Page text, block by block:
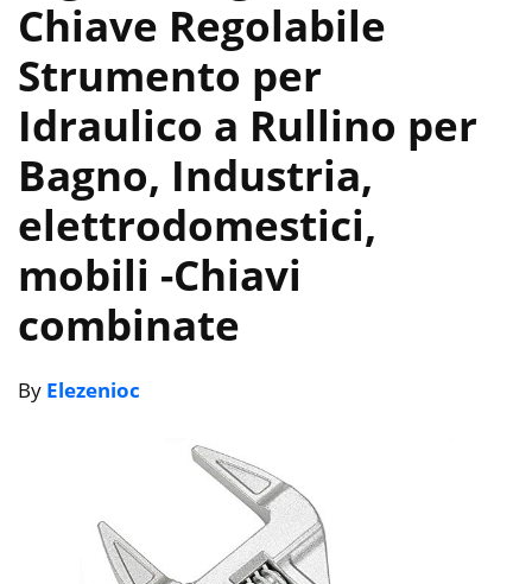
Chiave Regolabile
Strumento per
Idraulico a Rullino per
Bagno, Industria,
elettrodomestici,
mobili -Chiavi
combinate
By Elezenioc